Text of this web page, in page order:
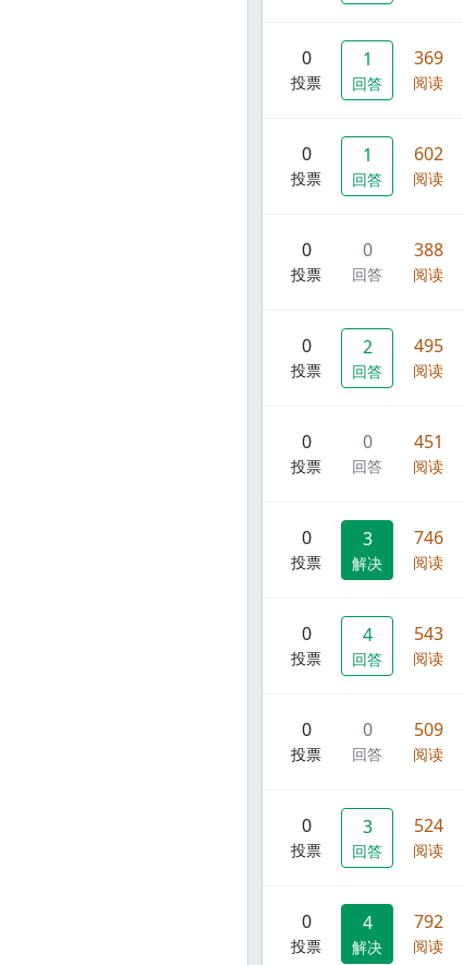
0
投票
1
回答
369
阅读
0
投票
1
回答
602
阅读
0
投票
0
回答
388
阅读
0
投票
2
回答
495
阅读
0
投票
0
回答
451
阅读
0
投票
3
解决
746
阅读
0
投票
4
回答
543
阅读
0
投票
0
回答
509
阅读
0
投票
3
回答
524
阅读
0
投票
4
解决
792
阅读